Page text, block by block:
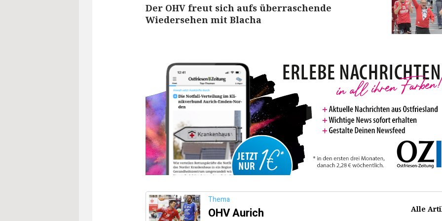
Der OHV freut sich aufs überraschende
Wiedersehen mit Blacha
Thema
OHV Aurich Alle